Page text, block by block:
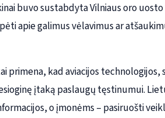
buvo sustabdyta Vilniaus oro
apie galimus vėlavimus ar
primena, kad aviacijos technologijos,
įtaką paslaugų tęstinumui.
o įmonėms – pasiruošti